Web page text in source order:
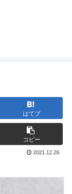
はてブ
コピー
2021.12.26